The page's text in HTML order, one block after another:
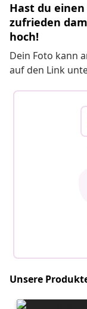
Hast du
zufrieden
hoch!
Dein Foto kann
auf den Link
Unsere